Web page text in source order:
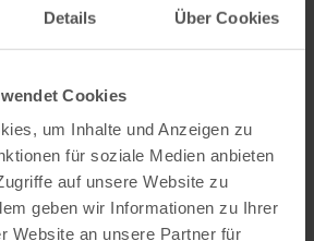
Details Über Cookies
Cookies
um Inhalte und Anzeigen zu
für soziale Medien anbieten
auf unsere Website zu
geben wir Informationen zu Ihrer
Website an unsere Partner für
Bildung
sind als
Rheinland-Pfalz, Berlin
und ermöglichen eine
mit Mehrwert.